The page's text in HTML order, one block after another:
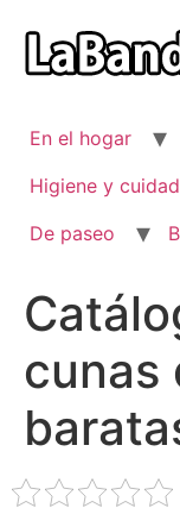
contenido
En el hogar
Higiene y
De paseo
cunas